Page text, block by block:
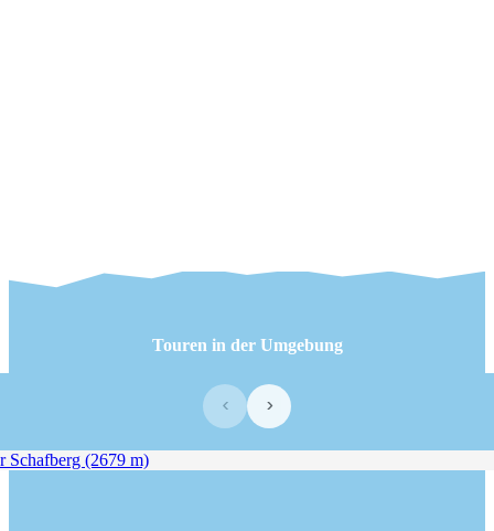
Touren in der Umgebung
‹ ›